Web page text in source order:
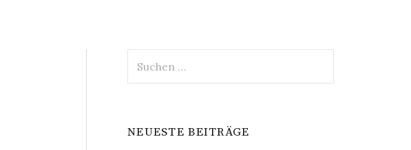
nach:
NEUESTE BEITRÄGE